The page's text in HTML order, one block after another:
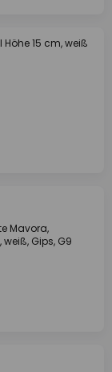
15 cm, weiß
Mavora,
Gips, G9